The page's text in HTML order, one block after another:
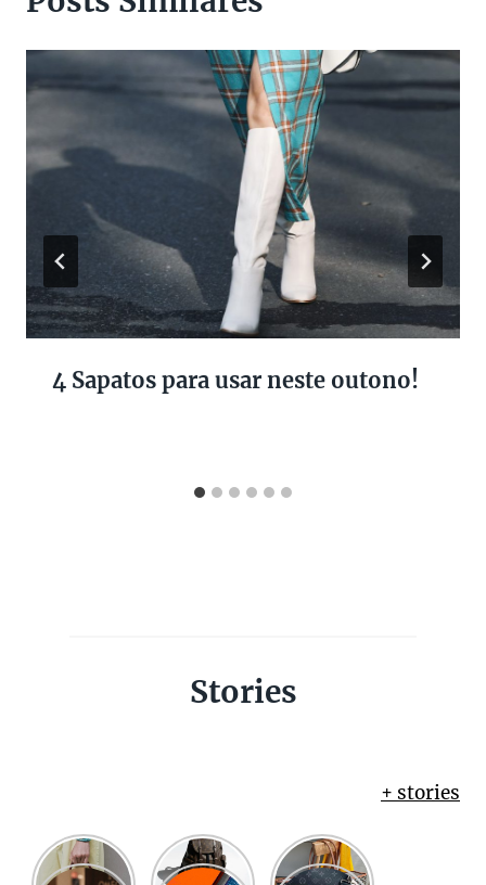
4 Sapatos para usar neste outono!
Stories
+ stories